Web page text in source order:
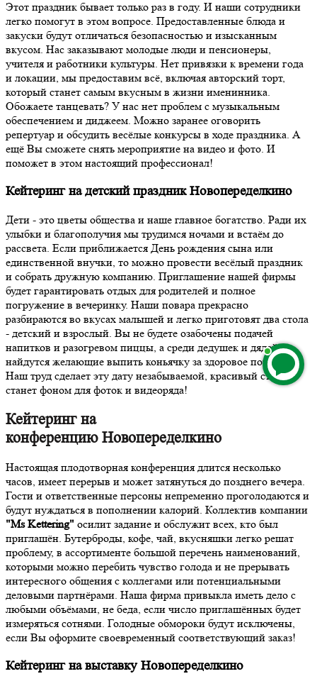
Этот праздник бывает только раз в году. И наши сотрудники
легко помогут в этом вопросе. Предоставленные блюда и
закуски будут отличаться безопасностью и изысканным
вкусом. Нас заказывают молодые люди и пенсионеры,
учителя и работники культуры. Нет привязки к времени года
и локации, мы предоставим всё, включая авторский торт,
который станет самым вкусным в жизни именинника.
Обожаете танцевать? У нас нет проблем с музыкальным
обеспечением и диджеем. Можно заранее оговорить
репертуар и обсудить весёлые конкурсы в ходе праздника. А
ещё Вы сможете снять мероприятие на видео и фото. И
поможет в этом настоящий профессионал!
Кейтеринг на детский праздник Новопеределкино
Дети - это цветы общества и наше главное богатство. Ради их
улыбки и благополучия мы трудимся ночами и встаём до
рассвета. Если приближается День рождения сына или
единственной внучки, то можно провести весёлый праздник
и собрать дружную компанию. Приглашение нашей фирмы
будет гарантировать отдых для родителей и полное
погружение в вечеринку. Наши повара прекрасно
разбираются во вкусах малышей и легко приготовят два стола
- детский и взрослый. Вы не будете озабочены подачей
напитков и разогревом пиццы, а среди дедушек и дядей
найдутся желающие выпить коньячку за здоровое потомство.
Наш труд сделает эту дату незабываемой, красивый стол
станет фоном для фоток и видеоряда!
Кейтеринг на
конференцию Новопеределкино
Настоящая плодотворная конференция длится несколько
часов, имеет перерыв и может затянуться до позднего вечера.
Гости и ответственные персоны непременно проголодаются и
будут нуждаться в пополнении калорий. Коллектив компании
"Ms Kettering" осилит задание и обслужит всех, кто был
приглашён. Бутерброды, кофе, чай, вкусняшки легко решат
проблему, в ассортименте большой перечень наименований,
которыми можно перебить чувство голода и не прерывать
интересного общения с коллегами или потенциальными
деловыми партнёрами. Наша фирма привыкла иметь дело с
любыми объёмами, не беда, если число приглашённых будет
измеряться сотнями. Голодные обмороки будут исключены,
если Вы оформите своевременный соответствующий заказ!
Кейтеринг на выставку Новопеределкино